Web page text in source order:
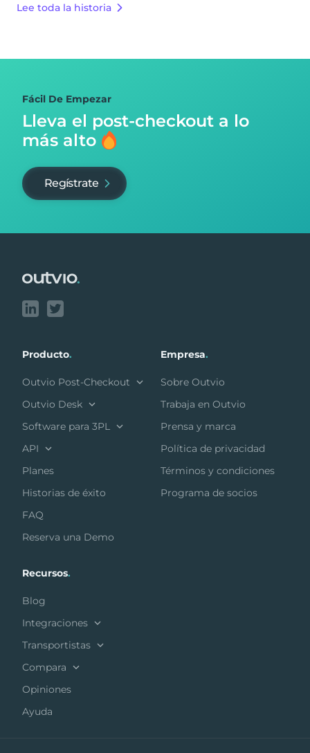
Lee toda la historia
Fácil De Empezar
Lleva el post-checkout a lo
más alto
Regístrate
Producto.
Outvio Post-Checkout
Outvio Desk
Software para 3PL
API
Planes
Historias de éxito
FAQ
Reserva una Demo
Empresa.
Sobre Outvio
Trabaja en Outvio
Prensa y marca
Política de privacidad
Términos y condiciones
Programa de socios
Recursos.
Blog
Integraciones
Transportistas
Compara
Opiniones
Ayuda